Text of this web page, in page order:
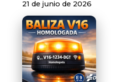
21 de junio de 2026